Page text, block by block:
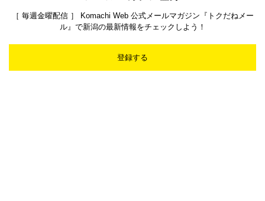
［ 毎週金曜配信 ］ Komachi Web 公式メールマガジン『トクだねメー
ル』で新潟の最新情報をチェックしよう！
登録する